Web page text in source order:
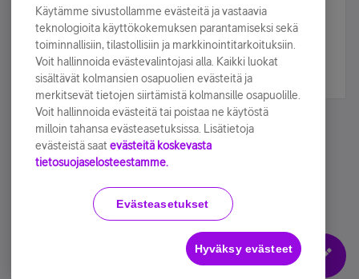
sähköpostiisi.
Tilaa nyt
Käyttöehdot Accessibility statement
Evästeasetukset
Käytämme sivustollamme evästeitä ja vastaavia
teknologioita käyttökokemuksen parantamiseksi sekä
toiminnallisiin, tilastollisiin ja markkinointitarkoituksiin.
Voit hallinnoida evästevalintojasi alla. Kaikki luokat
sisältävät kolmansien osapuolien evästeitä ja
merkitsevät tietojen siirtämistä kolmansille osapuolille.
Voit hallinnoida evästeitä tai poistaa ne käytöstä
milloin tahansa evästeasetuksissa. Lisätietoja
evästeistä saat evästeitä koskevasta
tietosuojaselosteestamme.
Evästeasetukset
Hyväksy evästeet